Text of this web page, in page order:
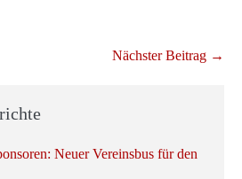
Nächster Beitrag →
Neuer Vereinsbus für den